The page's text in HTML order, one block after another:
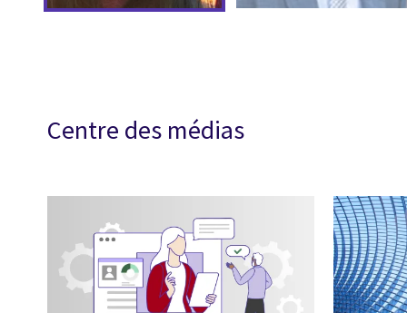
Centre des médias